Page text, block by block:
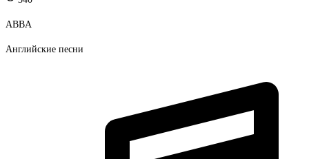
ABBA
Английские песни